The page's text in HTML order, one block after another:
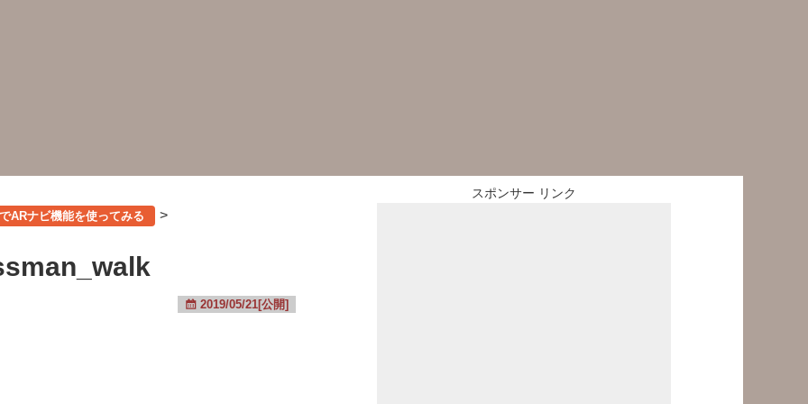
ARナビ機能を使ってみる >
2019/05/21[公開]
スポンサー リンク